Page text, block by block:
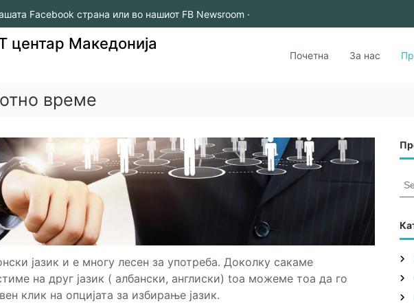
Facebook страна или во нашиот FB Newsroom ·
центар Македонија
Почетна За нас
време
јазик и е многу лесен за употреба. Доколку сакаме
на друг јазик ( албански, англиски) toa можеме тоа да го
клик на опцијата за избирање јазик.
r
c
f
o
r